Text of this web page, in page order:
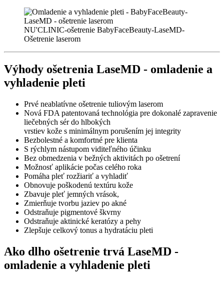
NU'CLINIC-ošetrenie BabyFaceBeauty-LaseMD-
Ošetrenie laserom
Výhody ošetrenia LaseMD - omladenie a
vyhladenie pleti
Prvé neablatívne ošetrenie tuliovým laserom
Nová FDA patentovaná technológia pre dokonalé zapravenie
liečebných sér do hlbokých
vrstiev kože s minimálnym porušením jej integrity
Bezbolestné a komfortné pre klienta
S rýchlym nástupom viditeľného účinku
Bez obmedzenia v bežných aktivitách po ošetrení
Možnosť aplikácie počas celého roka
Pomáha pleť rozžiariť a vyhladiť
Obnovuje poškodenú textúru kože
Zbavuje pleť jemných vrások,
Zmierňuje tvorbu jaziev po akné
Odstraňuje pigmentové škvrny
Odstraňuje aktinické keratózy a pehy
Zlepšuje celkový tonus a hydratáciu pleti
Ako dlho ošetrenie trvá LaseMD -
omladenie a vyhladenie pleti